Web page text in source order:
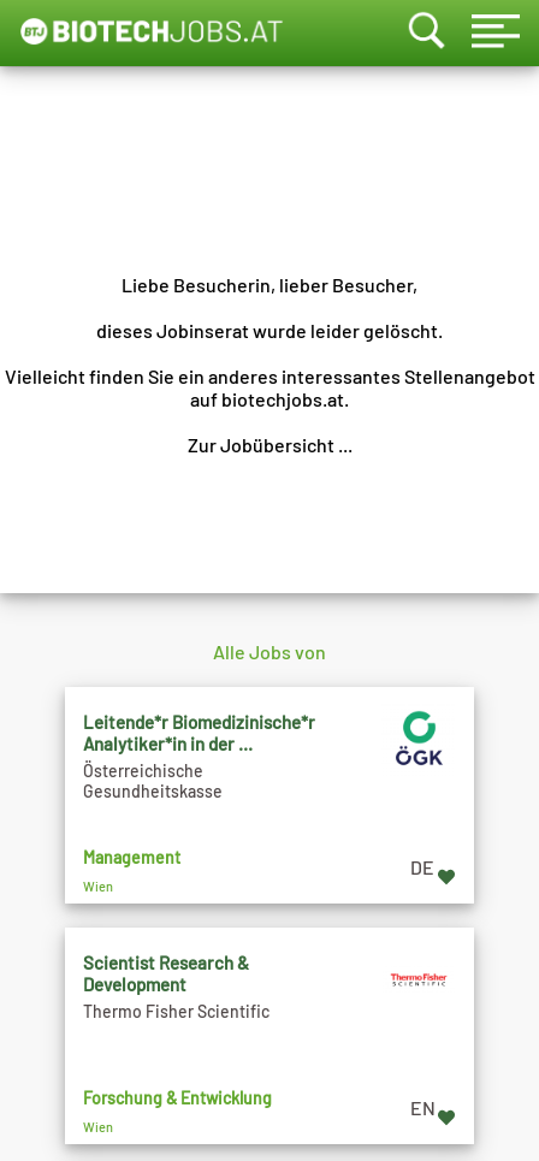
Liebe Besucherin, lieber Besucher,
dieses Jobinserat wurde leider gelöscht.
Vielleicht finden Sie ein anderes interessantes Stellenangebot
auf biotechjobs.at.
Zur Jobübersicht ...
Alle Jobs von
Leitende*r Biomedizinische*r
Analytiker*in in der ...
Österreichische
Gesundheitskasse
Management
Wien
DE
Scientist Research &
Development
Thermo Fisher Scientific
Forschung & Entwicklung
Wien
EN